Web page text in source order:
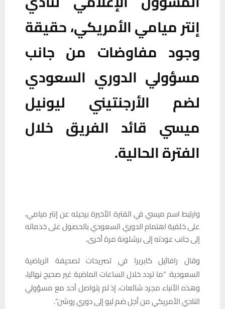
إنتر ميامي الأمريكي، حقيقة
وجود مفاوضات من جانب
مسؤولي الدوري السعودي
لضم الأرجنتيني ليونيل
ميسي قائد الفريق خلال
الفترة الحالية.
وارتبط اسم ميسي في الفترة الأخيرة برحيله عن إنتر ميامي،
على خلفية اهتمام الدوري السعودي بالحصول على خدماته
إلى جانب عودته إلى برشلونة مرة أخرى.
وقال رافائيل كابريرا في تصريحات لصحيفة الرياضية
السعودية: “ما تردد خلال الساعات الماضية غير صحيح نهائيا،
وهذه الأنباء مجرد شائعات، إذ لم يتواصل أحد مع مسؤولي
النادي الأمريكي من أجل ضم ليو إلى دوري روشن”.